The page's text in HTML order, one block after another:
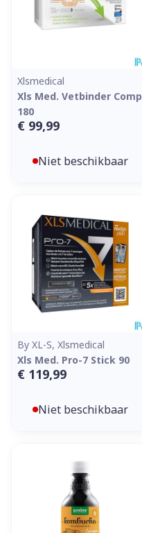
Xlsmedical
Xls Med. Vetbinder Comp
180
€ 99,99
Niet beschikbaar
By XL-S, Xlsmedical
Xls Med. Pro-7 Stick 90
€ 119,99
Niet beschikbaar